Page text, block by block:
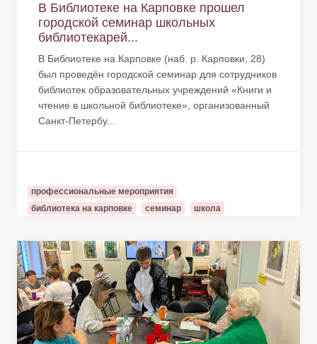
В Библиотеке на Карповке прошел
городской семинар школьных
библиотекарей...
В Библиотеке на Карповке (наб. р. Карповки, 28)
был проведён городской семинар для сотрудников
библиотек образовательных учреждений «Книги и
чтение в школьной библиотеке», организованный
Санкт-Петербу...
профессиональные мероприятия
библиотека на карповке
семинар школа